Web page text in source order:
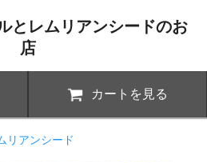
とレムリアンシードのお
店
カートを見る
リアンシード